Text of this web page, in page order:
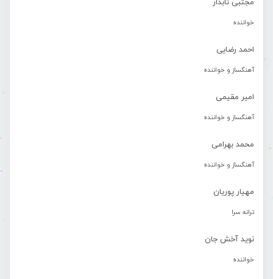
مجتبی تابدار
خواننده
احمد رضایی
آهنگساز و خواننده
امیر مقیمی
آهنگساز و خواننده
محمد بهرامی
آهنگساز و خواننده
مهیار پوریان
ترانه سرا
نوید آخش جان
خواننده